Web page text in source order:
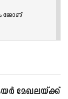
ജോങ്
മേഖലയ്ക്ക്